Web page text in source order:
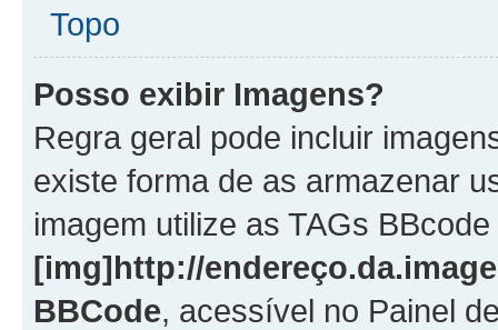
Topo
Posso exibir Imagens?
Regra geral pode incluir
existe forma de as armazenar
imagem utilize as TAGs BBcode
[img]http://
BBCode, acessível no Painel